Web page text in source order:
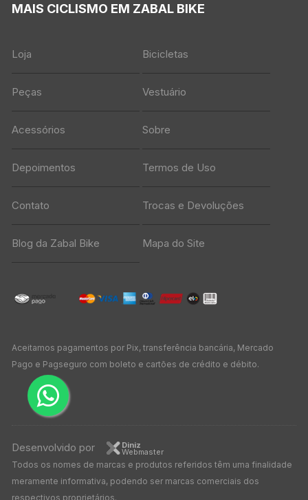
MAIS CICLISMO EM ZABAL BIKE
Loja Bicicletas
Peças Vestuário
Acessórios Sobre
Depoimentos Termos de Uso
Contato Trocas e Devoluções
Blog da Zabal Bike Mapa do Site
Aceitamos pagamentos por Pix, transferência bancária, Mercado
Pago e Pagseguro com boleto e cartões de crédito e débito.
Desenvolvido por Diniz
Webmaster
Todos os nomes de marcas e produtos referidos têm uma finalidade
meramente informativa, podendo ser marcas comerciais dos
respectivos proprietários.